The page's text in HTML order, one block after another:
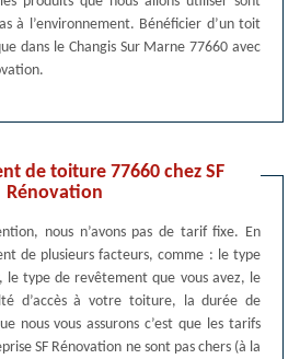
à l’environnement. Bénéficier d’un toit
dans le Changis Sur Marne 77660 avec
de toiture 77660 chez SF
Rénovation
nous n’avons pas de tarif fixe. En
de plusieurs facteurs, comme : le type
type de revêtement que vous avez, le
d’accès à votre toiture, la durée de
nous vous assurons c’est que les tarifs
SF Rénovation ne sont pas chers (à la